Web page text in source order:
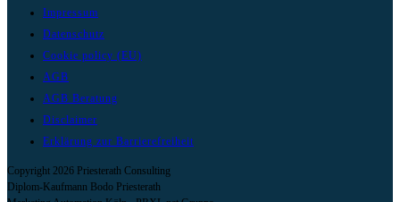
Impressum
Datenschutz
Cookie policy (EU)
AGB
AGB Beratung
Disclaimer
Erklärung zur Barrierefreiheit
Copyright 2026 Priesterath Consulting
Diplom-Kaufmann Bodo Priesterath